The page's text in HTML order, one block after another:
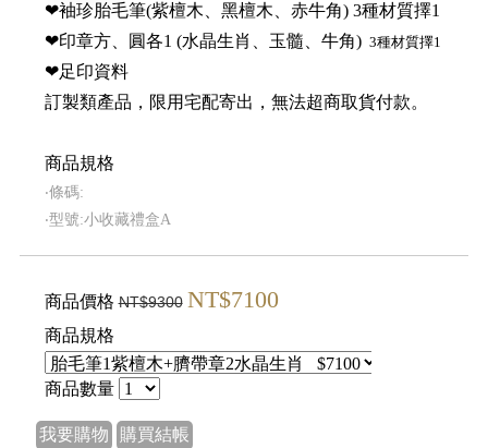
❤袖珍胎毛筆(紫檀木、黑檀木、赤牛角) 3種材質擇1
❤印章方、圓各1 (水晶生肖、玉髓、牛角) 3種材質擇1
❤足印資料
訂製類產品，限用宅配寄出，無法超商取貨付款。
商品規格
‧條碼:
‧型號:小收藏禮盒A
商品價格NT$9300 NT$7100
商品規格
商品數量
我要購物 購買結帳